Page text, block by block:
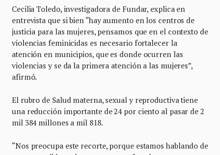
Cecilia Toledo, investigadora de Fundar, explica en
entrevista que si bien “hay aumento en los centros de
justicia para las mujeres, pensamos que en el contexto de
violencias feminicidas es necesario fortalecer la
atención en municipios, que es donde ocurren las
violencias y se da la primera atención a las mujeres”,
afirmó.
El rubro de Salud materna, sexual y reproductiva tiene
una reducción importante de 24 por ciento al pasar de 2
mil 384 millones a mil 818.
“Nos preocupa este recorte, porque estamos hablando de